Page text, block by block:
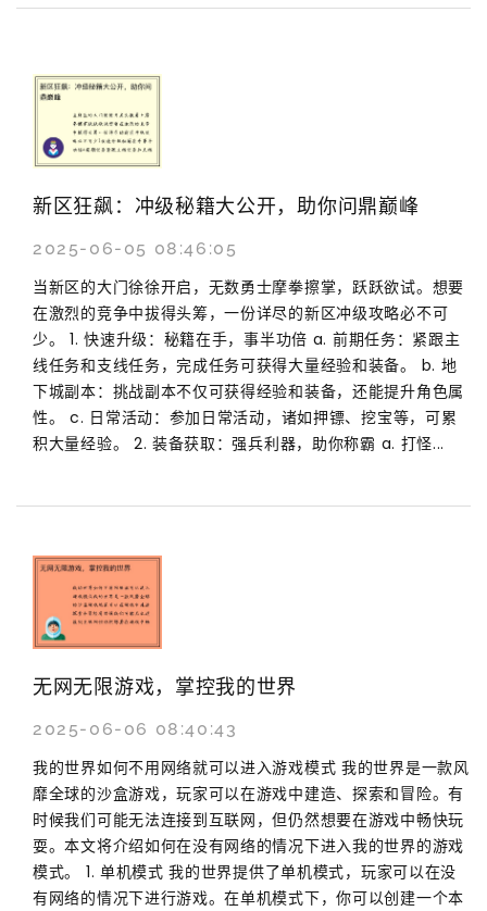
新区狂飙：冲级秘籍大公开，助你问鼎巅峰
2025-06-05 08:46:05
当新区的大门徐徐开启，无数勇士摩拳擦掌，跃跃欲试。想要
在激烈的竞争中拔得头筹，一份详尽的新区冲级攻略必不可
少。 1. 快速升级：秘籍在手，事半功倍 a. 前期任务：紧跟主
线任务和支线任务，完成任务可获得大量经验和装备。 b. 地
下城副本：挑战副本不仅可获得经验和装备，还能提升角色属
性。 c. 日常活动：参加日常活动，诸如押镖、挖宝等，可累
积大量经验。 2. 装备获取：强兵利器，助你称霸 a. 打怪...
无网无限游戏，掌控我的世界
2025-06-06 08:40:43
我的世界如何不用网络就可以进入游戏模式 我的世界是一款风
靡全球的沙盒游戏，玩家可以在游戏中建造、探索和冒险。有
时候我们可能无法连接到互联网，但仍然想要在游戏中畅快玩
耍。本文将介绍如何在没有网络的情况下进入我的世界的游戏
模式。 1. 单机模式 我的世界提供了单机模式，玩家可以在没
有网络的情况下进行游戏。在单机模式下，你可以创建一个本